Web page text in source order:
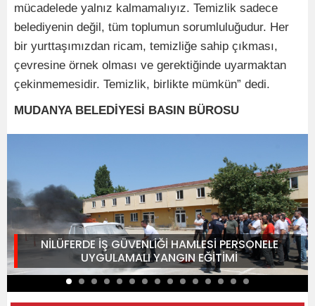
mücadelede yalnız kalmamalıyız. Temizlik sadece
belediyenin değil, tüm toplumun sorumluluğudur. Her
bir yurttaşımızdan ricam, temizliğe sahip çıkması,
çevresine örnek olması ve gerektiğinde uyarmaktan
çekinmemesidir. Temizlik, birlikte mümkün” dedi.
MUDANYA BELEDİYESİ BASIN BÜROSU
NİLÜFERDE İŞ GÜVENLİĞİ HAMLESİ PERSONELE
UYGULAMALI YANGIN EĞİTİMİ